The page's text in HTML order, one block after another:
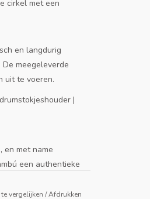
cirkel met een
en langdurig
meegeleverde
uit te voeren.
|
en met name
een authentieke
vergelijken /Afdrukken